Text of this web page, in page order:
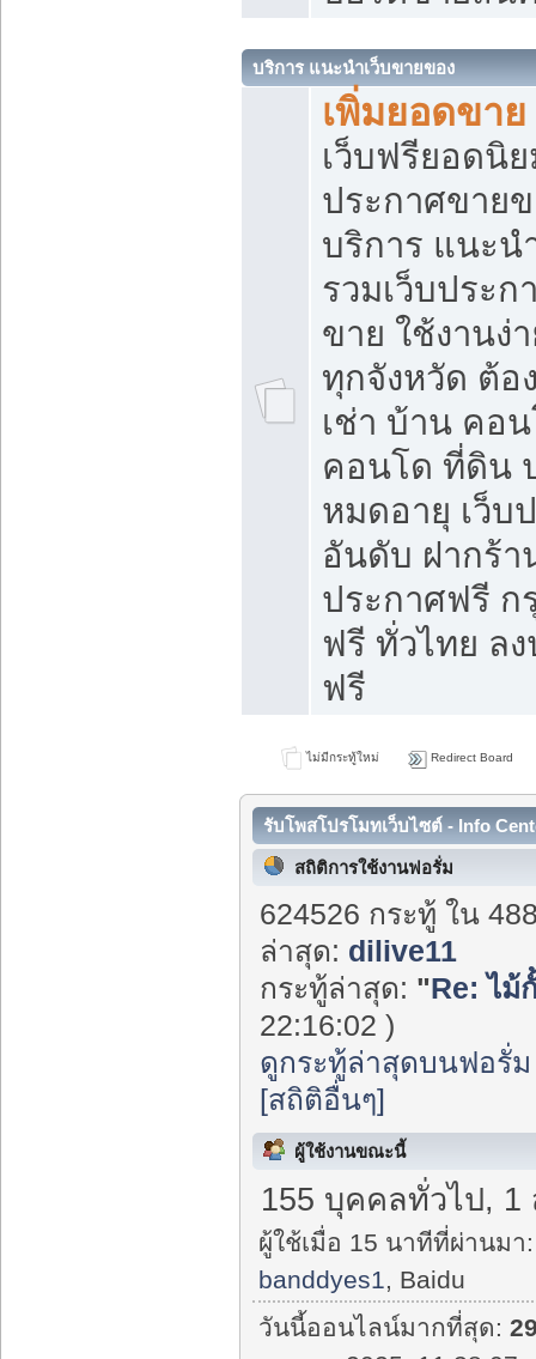
บริการ แนะนำเว็บขายของ
เพิ่มยอดขา
เว็บฟรียอดนิ
ประกาศขาย
บริการ แนะน
รวมเว็บประก
ขาย ใช้งานง่
ทุกจังหวัด ต้อ
เช่า บ้าน คอ
คอนโด ที่ดิน
หมดอายุ เว็บ
อันดับ ฝากร้า
ประกาศฟรี ก
ฟรี ทั่วไทย ล
ฟรี
ไม่มีกระทู้ใหม่ Redirect Board
รับโพสโปรโมทเว็บไซต์ - Info
สถิติการใช้งานฟอรั่ม
624526 กระทู้ ใน
ล่าสุด: dilive11
กระทู้ล่าสุด: "Re: ไม้
22:16:02 )
ดูกระทู้ล่าสุดบนฟอรั่ม
[สถิติอื่นๆ]
ผู้ใช้งานขณะนี้
155 บุคคลทั่วไป, 1
ผู้ใช้เมื่อ 15 นาทีที่ผ่านมา:
banddyes1, Baidu
วันนี้ออนไลน์มากที่สุด: